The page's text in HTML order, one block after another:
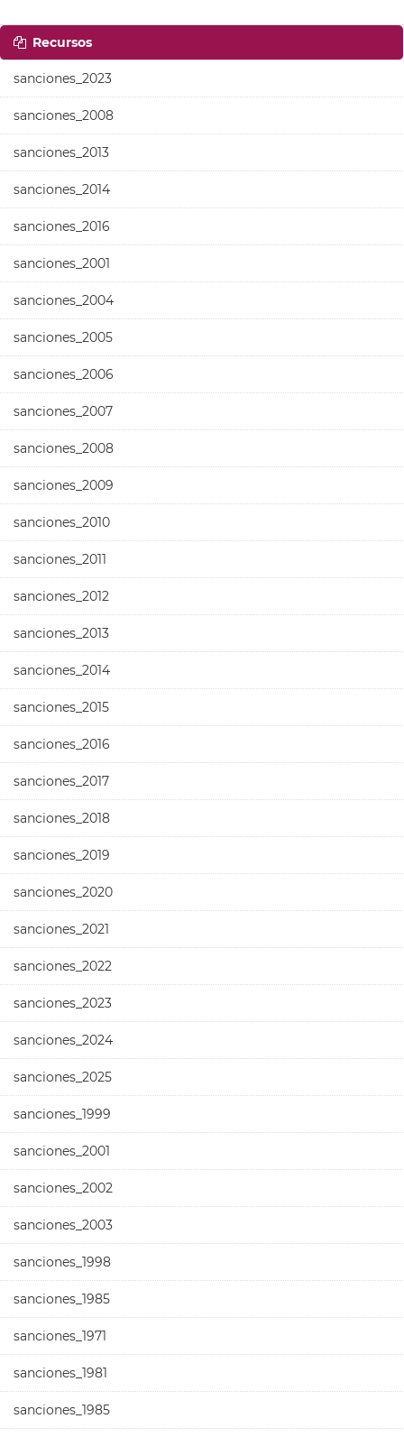
Recursos
sanciones_2023
sanciones_2008
sanciones_2013
sanciones_2014
sanciones_2016
sanciones_2001
sanciones_2004
sanciones_2005
sanciones_2006
sanciones_2007
sanciones_2008
sanciones_2009
sanciones_2010
sanciones_2011
sanciones_2012
sanciones_2013
sanciones_2014
sanciones_2015
sanciones_2016
sanciones_2017
sanciones_2018
sanciones_2019
sanciones_2020
sanciones_2021
sanciones_2022
sanciones_2023
sanciones_2024
sanciones_2025
sanciones_1999
sanciones_2001
sanciones_2002
sanciones_2003
sanciones_1998
sanciones_1985
sanciones_1971
sanciones_1981
sanciones_1985